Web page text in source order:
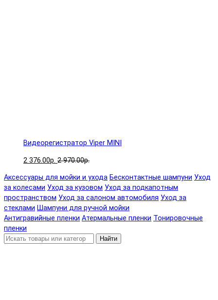
Видеорегистратор Viper MINI
2 376.00р. 2 970.00р.
Аксессуары для мойки и ухода Бесконтактные шампуни Уход
за колесами Уход за кузовом Уход за подкапотным
пространством Уход за салоном автомобиля Уход за
стеклами Шампуни для ручной мойки
Антигравийные пленки Атермальные пленки Тонировочные
пленки
Найти